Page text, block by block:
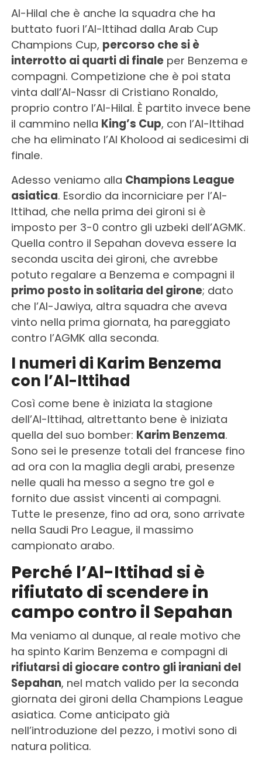
Al-Hilal che è anche la squadra che ha
buttato fuori l’Al-Ittihad dalla Arab Cup
Champions Cup, percorso che si è
interrotto ai quarti di finaleper Benzema e
compagni. Competizione che è poi stata
vinta dall’Al-Nassr di Cristiano Ronaldo,
proprio contro l’Al-Hilal. È partito invece bene
il cammino nella King’s Cup, con l’Al-Ittihad
che ha eliminato l’Al Kholood ai sedicesimi di
finale.
Adesso veniamo alla Champions League
asiatica. Esordio da incorniciare per l’Al-
Ittihad, che nella prima dei gironi si è
imposto per 3-0 contro gli uzbeki dell’AGMK.
Quella contro il Sepahan doveva essere la
seconda uscita dei gironi, che avrebbe
potuto regalare a Benzema e compagni il
primo posto in solitaria del girone; dato
che l’Al-Jawiya, altra squadra che aveva
vinto nella prima giornata, ha pareggiato
contro l’AGMK alla seconda.
I numeri di Karim Benzema
con l’Al-Ittihad
Così come bene è iniziata la stagione
dell’Al-Ittihad, altrettanto bene è iniziata
quella del suo bomber: Karim Benzema.
Sono sei le presenze totali del francese fino
ad ora con la maglia degli arabi, presenze
nelle quali ha messo a segno tre gol e
fornito due assist vincenti ai compagni.
Tutte le presenze, fino ad ora, sono arrivate
nella Saudi Pro League, il massimo
campionato arabo.
Perché l’Al-Ittihad si è
rifiutato di scendere in
campo contro il Sepahan
Ma veniamo al dunque, al reale motivo che
ha spinto Karim Benzema e compagni di
rifiutarsi di giocare contro gli iraniani del
Sepahan, nel match valido per la seconda
giornata dei gironi della Champions League
asiatica. Come anticipato già
nell’introduzione del pezzo, i motivi sono di
natura politica.